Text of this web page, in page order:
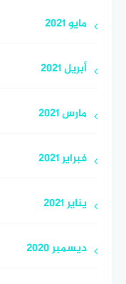
مايو 2021
أبريل 2021
مارس 2021
فبراير 2021
يناير 2021
ديسمبر 2020